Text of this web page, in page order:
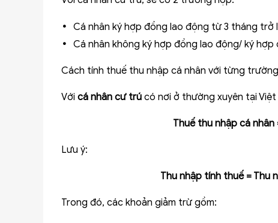
Cá nhân ký hợp đồng lao động từ 3 tháng trở
Cá nhân không ký hợp đồng lao động/ ký
Cách tính thuế thu nhập cá nhân với từng
Với cá nhân cư trú có nơi ở thường xuyên tại
Thuế thu nhập cá
Lưu ý:
Thu nhập tính thuế = Thu
Trong đó, các khoản giảm trừ gồm: